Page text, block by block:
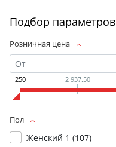
Подбор параметров
Розничная цена
250 2 937.50
Пол
Женский 1 (107)